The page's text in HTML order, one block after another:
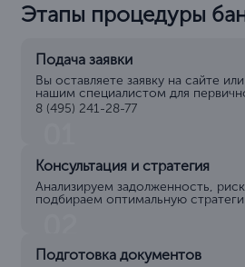
Этапы процедуры
Подача заявки
Вы оставляете заявку на сайте
нашим специалистом для
8 (495) 241-28-77
Консультация и стратегия
Анализируем задолженность,
подбираем оптимальную
Подготовка документов